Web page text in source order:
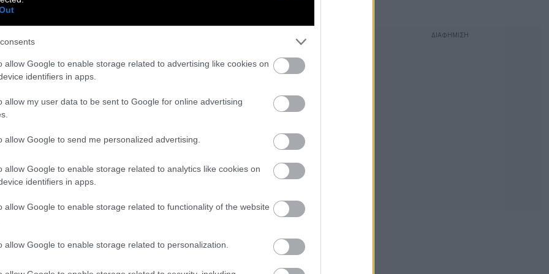
allow Google to enable storage related to advertising like cookies on
identifiers in apps.
allow my user data to be sent to Google for online advertising
allow Google to send me personalized advertising.
allow Google to enable storage related to analytics like cookies on
identifiers in apps.
allow Google to enable storage related to functionality of the website
allow Google to enable storage related to personalization.
ωραία, χρωματιστά αγόρια συναντιούνται
το έργο, χειμερινά, και θέλουν να σταθούν
μου και μου κόβει τη σκηνή. Αυτή τον